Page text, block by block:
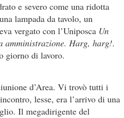
e severo come una ridotta
lampada da tavolo, un
vergato con l’Uniposca Un
amministrazione. Harg, harg!.
giorno di lavoro.
d’Area. Vi trovò tutti i
lesse, era l’arrivo di una
Il megadirigente del